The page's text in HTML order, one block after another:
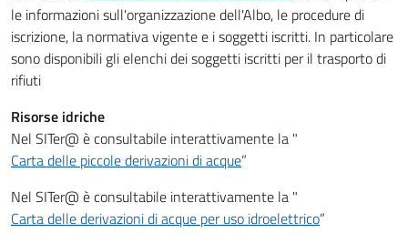
le informazioni sull'organizzazione dell'Albo, le procedure di
iscrizione, la normativa vigente e i soggetti iscritti. In particolare
sono disponibili gli elenchi dei soggetti iscritti per il trasporto di
rifiuti
Risorse idriche
Nel SITer@ è consultabile interattivamente la "
Carta delle piccole derivazioni di acque”
Nel SITer@ è consultabile interattivamente la "
Carta delle derivazioni di acque per uso idroelettrico”